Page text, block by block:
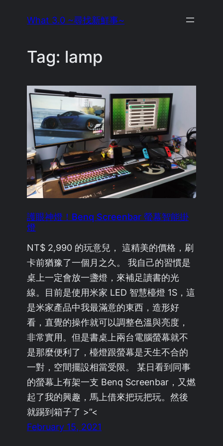
What 3.0 ~尋找新鮮事~
Tag: lamp
護眼神燈！Benq Screenbar 螢幕智能掛
燈
NT$ 2,990 的玩意兒， 這精美的價格，刷
卡前猶豫了一個月之久。 我自己的習慣是
桌上一定會放一盞燈，來補足讀書的光
線。目前是使用米家 LED 智慧檯燈 1S，這
是米家產品中我最滿意的東西，造形好
看，直覺的操作就可以調整色溫與亮度，
非常實用。但是書桌上兩台電腦螢幕就不
是那麼便利了，檯燈跟螢幕是天生不合的
一對，空間擺設相當受限。 某日看到同事
的螢幕上有架一支 Benq Screenbar，又燃
起了我的興趣，馬上借來把玩把玩。然後
就踢到箱子了 >”<
February 15, 2021